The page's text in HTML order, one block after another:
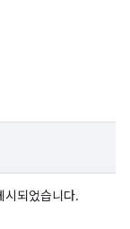
시되었습니다.